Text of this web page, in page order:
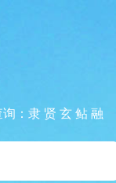
： 隶 贤 玄 鲇 融